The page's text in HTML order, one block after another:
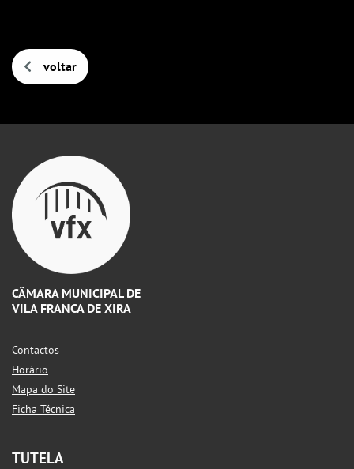
voltar
CÂMARA MUNICIPAL DE
VILA FRANCA DE XIRA
Contactos
Horário
Mapa do Site
Ficha Técnica
TUTELA